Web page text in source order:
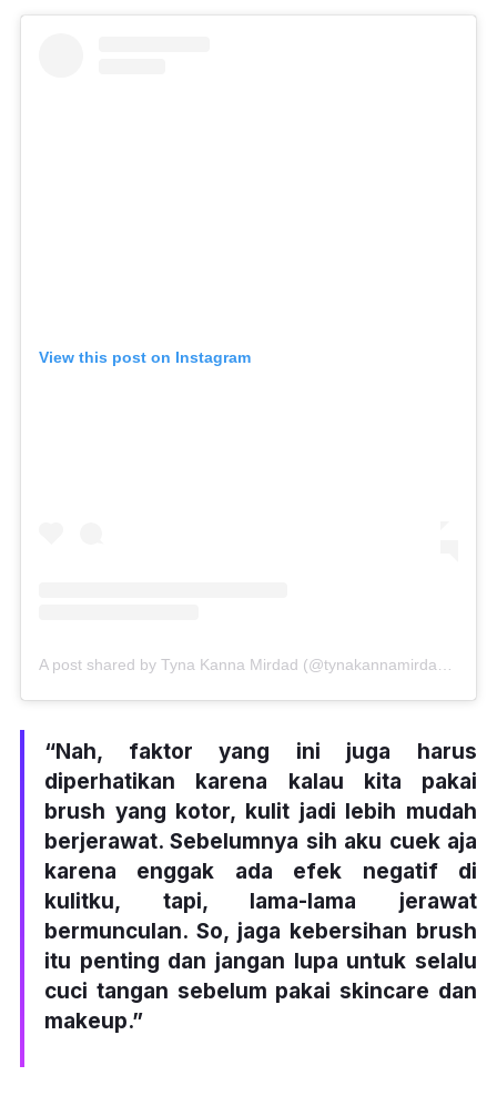
View this post on Instagram
A post shared by Tyna Kanna Mirdad (@tynakannamirdad)
“Nah, faktor yang ini juga harus
diperhatikan karena kalau kita pakai
brush yang kotor, kulit jadi lebih mudah
berjerawat. Sebelumnya sih aku cuek aja
karena enggak ada efek negatif di
kulitku, tapi, lama-lama jerawat
bermunculan. So, jaga kebersihan brush
itu penting dan jangan lupa untuk selalu
cuci tangan sebelum pakai skincare dan
makeup.”